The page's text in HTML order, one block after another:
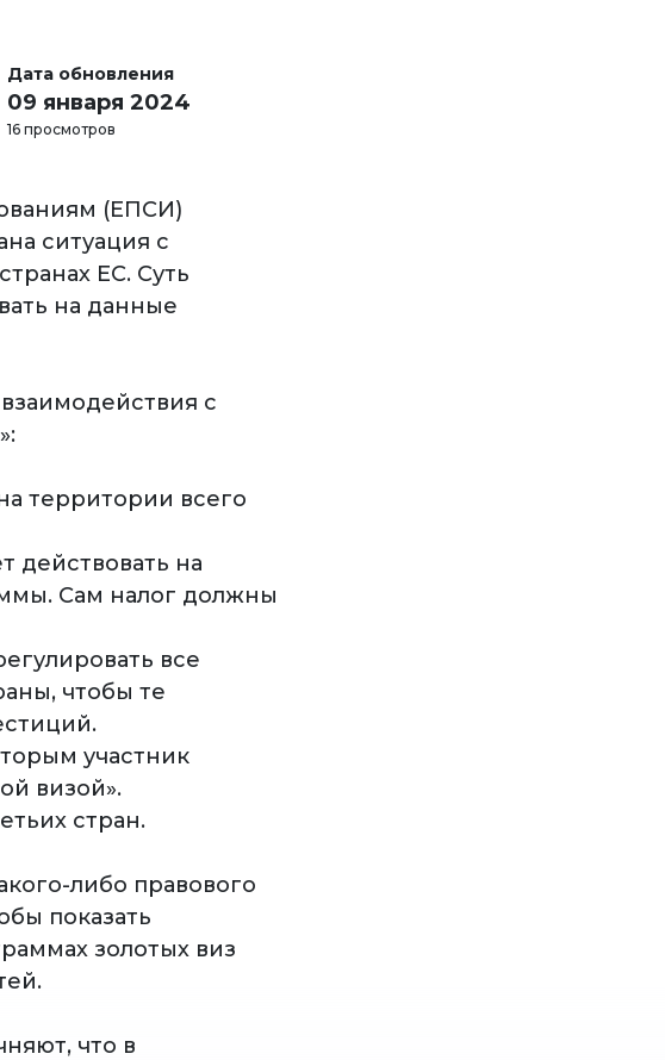
Дата обновления
09 января 2024
16 просмотров
(ЕПСИ)
ситуация с
ЕС. Суть
на данные
с
территории всего
действовать на
Сам налог должны
все
чтобы те
участник
визой».
стран.
либо правового
показать
золотых виз
что в